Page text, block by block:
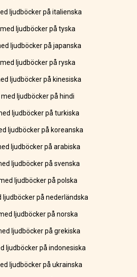
ljudböcker på italienska
ljudböcker på tyska
ljudböcker på japanska
ljudböcker på ryska
ljudböcker på kinesiska
med ljudböcker på hindi
ljudböcker på turkiska
ljudböcker på koreanska
ljudböcker på arabiska
ljudböcker på svenska
ljudböcker på polska
ljudböcker på nederländska
ljudböcker på norska
ljudböcker på grekiska
ljudböcker på indonesiska
ljudböcker på ukrainska